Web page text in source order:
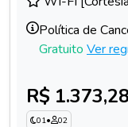
Política de
Gratuito Ver
R$ 1.373,28
01• 02